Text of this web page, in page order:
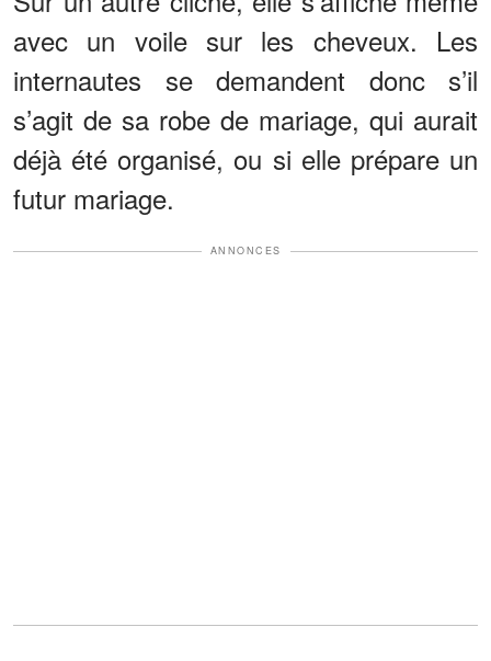
avec un voile sur les cheveux. Les
internautes se demandent donc s’il
s’agit de sa robe de mariage, qui aurait
déjà été organisé, ou si elle prépare un
futur mariage.
ANNONCES